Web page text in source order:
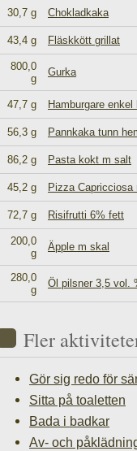
30,7 g Chokladkaka
43,4 g Fläskkött grillat
800,0
g
Gurka
47,7 g Hamburgare
56,3 g Pannkaka tunn
86,2 g Pasta kokt m salt
45,2 g Pizza
72,7 g Risifrutti 6% fett
200,0
g
Äpple m skal
280,0
g
Öl pilsner 3,5 vol.
Fler
Gör sig redo för
Sitta på toaletten
Bada i badkar
Av- och